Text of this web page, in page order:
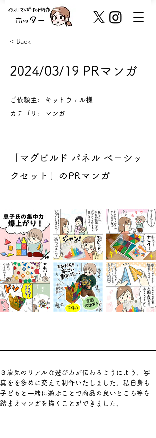
< Back
2024/03/19 PRマンガ
ご依頼主:
キットウェル様
カテゴリ:
マンガ
「マグビルド パネル ベーシッ
クセット」のPRマンガ
３歳児のリアルな遊び方が伝わるようによう、写
真をを多めに交えて制作いたしました。私自身も
子どもと一緒に遊ぶことで商品の良いところ等を
踏まえマンガを描くことができました。